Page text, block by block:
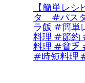
【簡単レ
タ #パス
ラ飯 #簡単
料理 #節約
料理 #貧乏
#時短料理